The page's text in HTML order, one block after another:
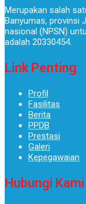
Merupakan salah
Banyumas, provinsi
nasional (NPSN)
adalah 20330454.
Link Penting
Profil
Fasilitas
Berita
PPDB
Prestasi
Galeri
Kepegawaian
Hubungi Kami